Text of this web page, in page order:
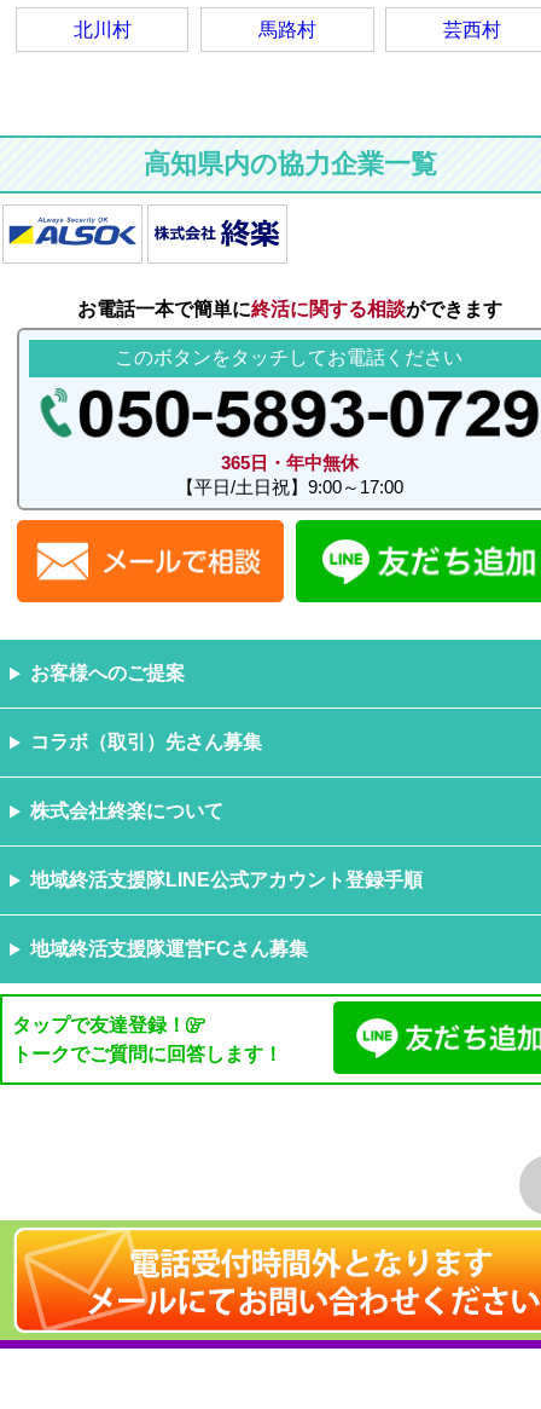
北川村 馬路村 芸西村
高知県内の協力企業一覧
お電話一本で簡単に終活に関する相談ができます
このボタンをタッチしてお電話ください
365日・年中無休
【平日/土日祝】9:00～17:00
お客様へのご提案
コラボ（取引）先さん募集
株式会社終楽について
地域終活支援隊LINE公式アカウント登録手順
地域終活支援隊運営FCさん募集
タップで友達登録！
トークでご質問に回答します！